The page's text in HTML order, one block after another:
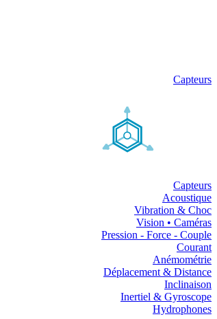
Capteurs
Capteurs
Acoustique
Vibration & Choc
Vision • Caméras
Pression - Force - Couple
Courant
Anémométrie
Déplacement & Distance
Inclinaison
Inertiel & Gyroscope
Hydrophones